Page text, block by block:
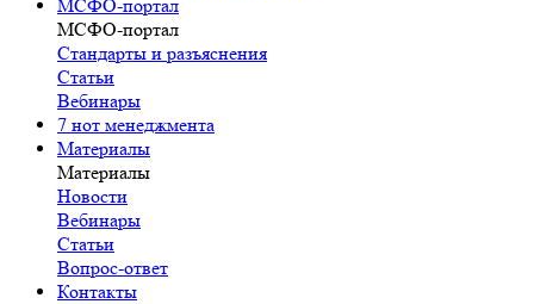
МСФО-портал
МСФО-портал
Стандарты и разъяснения
Статьи
Вебинары
7 нот менеджмента
Материалы
Материалы
Новости
Вебинары
Статьи
Вопрос-ответ
Контакты